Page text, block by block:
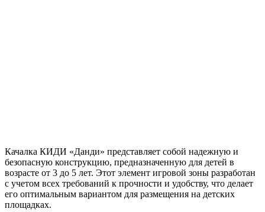
Качалка КИДИ «Данди» представляет собой надежную и
безопасную конструкцию, предназначенную для детей в
возрасте от 3 до 5 лет. Этот элемент игровой зоны разработан
с учетом всех требований к прочности и удобству, что делает
его оптимальным вариантом для размещения на детских
площадках.